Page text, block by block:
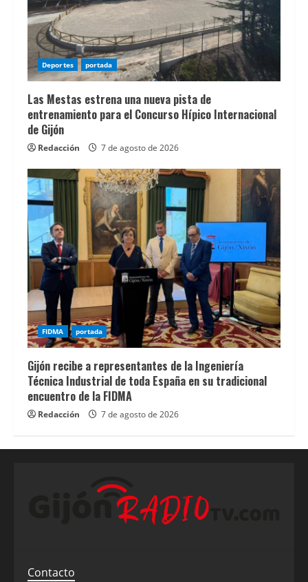
Deportes portada
Las Mestas estrena una nueva pista de
entrenamiento para el Concurso Hípico Internacional
de Gijón
Redacción 7 de agosto de 2026
FIDMA portada
Gijón recibe a representantes de la Ingeniería
Técnica Industrial de toda España en su tradicional
encuentro de la FIDMA
Redacción 7 de agosto de 2026
Contacto